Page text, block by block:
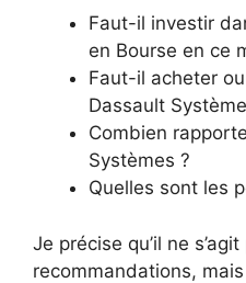
Faut-il investir
en Bourse en ce
Faut-il acheter
Dassault
Combien
Systèmes ?
Quelles sont les
Je précise qu’il ne
recommandations, mais